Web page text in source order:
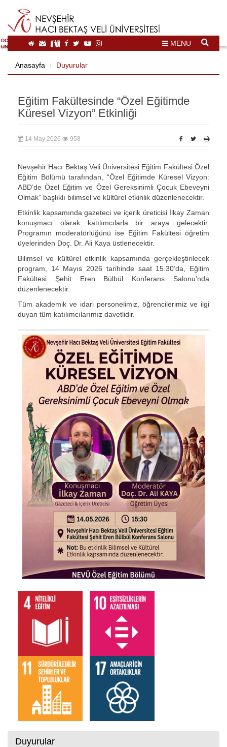
DOĞAL VE KÜLTÜREL MİRAS TURİZMİ İHTİSASLAŞMA
ÜNİVERSİTESİ
MENU
Anasayfa Duyurular
Eğitim Fakültesinde “Özel Eğitimde
Küresel Vizyon” Etkinliği
14 May 2026 958
Nevşehir Hacı Bektaş Veli Üniversitesi Eğitim Fakültesi Özel
Eğitim Bölümü tarafından, “Özel Eğitimde Küresel Vizyon:
ABD’de Özel Eğitim ve Özel Gereksinimli Çocuk Ebeveyni
Olmak” başlıklı bilimsel ve kültürel etkinlik düzenlenecektir.
Etkinlik kapsamında gazeteci ve içerik üreticisi İlkay Zaman
konuşmacı olarak katılımcılarla bir araya gelecektir.
Programın moderatörlüğünü ise Eğitim Fakültesi öğretim
üyelerinden Doç. Dr. Ali Kaya üstlenecektir.
Bilimsel ve kültürel etkinlik kapsamında gerçekleştirilecek
program, 14 Mayıs 2026 tarihinde saat 15.30’da, Eğitim
Fakültesi Şehit Eren Bülbül Konferans Salonu’nda
düzenlenecektir.
Tüm akademik ve idari personelimiz, öğrencilerimiz ve ilgi
duyan tüm katılımcılarımız davetlidir.
Duyurular